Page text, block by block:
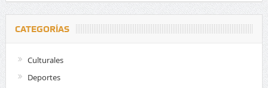
CATEGORÍAS
Culturales
Deportes